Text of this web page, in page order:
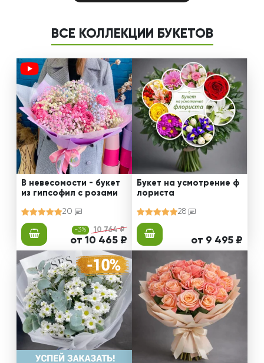
ВСЕ КОЛЛЕКЦИИ БУКЕТОВ
В невесомости - букет
из гипсофил с розами
20
-3% 10 764 ₽
от 10 465 ₽
Букет на усмотрение ф
лориста
28
от 9 495 ₽